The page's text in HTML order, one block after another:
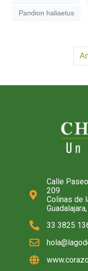
Pandion haliaetus
Calle
209
Colinas de
33 3825